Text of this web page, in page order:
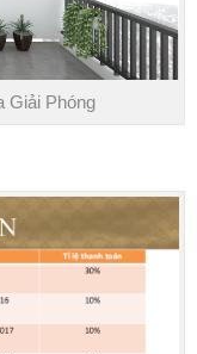
Giải Phóng